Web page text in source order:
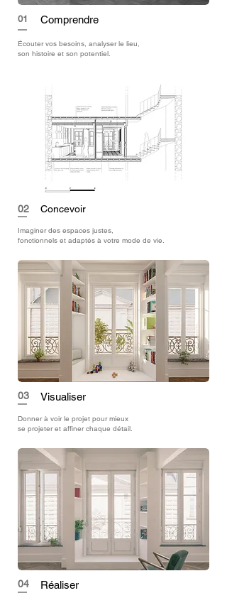
01 Comprendre
Écouter vos besoins, analyser le lieu,
son histoire et son potentiel.
02 Concevoir
Imaginer des espaces justes,
fonctionnels et adaptés à votre mode de vie.
03 Visualiser
Donner à voir le projet pour mieux
se projeter et affiner chaque détail.
04 Réaliser